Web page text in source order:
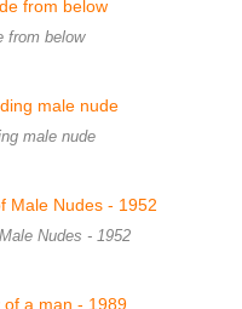
from below
male nude
Nudes - 1952